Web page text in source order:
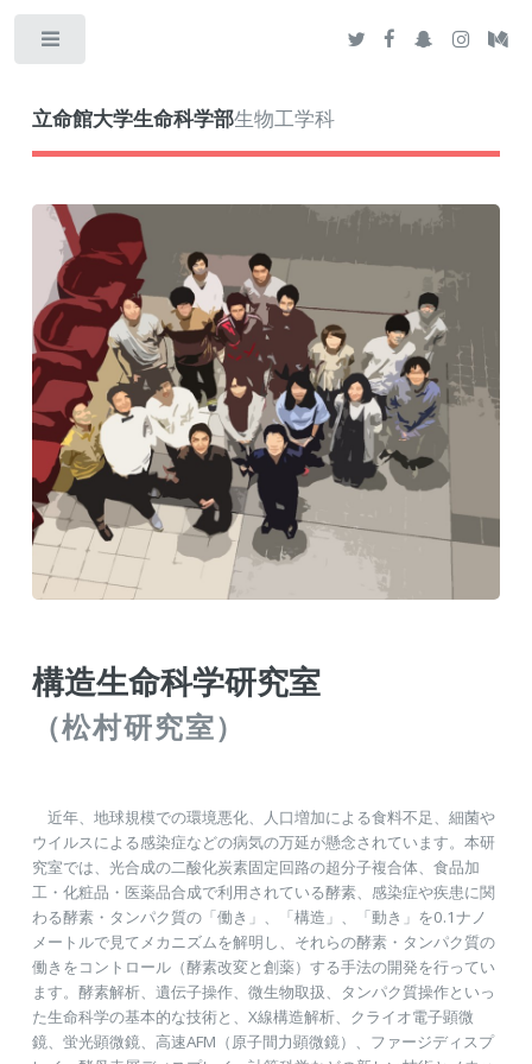
立命館大学生命科学部生物工学科
構造生命科学研究室
（松村研究室）
近年、地球規模での環境悪化、人口増加による食料不足、細菌や
ウイルスによる感染症などの病気の万延が懸念されています。本研
究室では、光合成の二酸化炭素固定回路の超分子複合体、食品加
工・化粧品・医薬品合成で利用されている酵素、感染症や疾患に関
わる酵素・タンパク質の「働き」、「構造」、「動き」を0.1ナノ
メートルで見てメカニズムを解明し、それらの酵素・タンパク質の
働きをコントロール（酵素改変と創薬）する手法の開発を行ってい
ます。酵素解析、遺伝子操作、微生物取扱、タンパク質操作といっ
た生命科学の基本的な技術と、X線構造解析、クライオ電子顕微
鏡、蛍光顕微鏡、高速AFM（原子間力顕微鏡）、ファージディスプ